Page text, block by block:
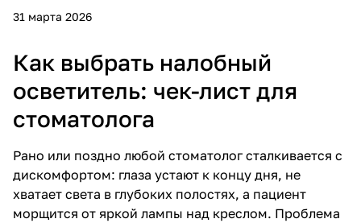
31 марта 2026
Как выбрать налобный
осветитель: чек-лист для
стоматолога
Рано или поздно любой стоматолог сталкивается с
дискомфортом: глаза устают к концу дня, не
хватает света в глубоких полостях, а пациент
морщится от яркой лампы над креслом. Проблема